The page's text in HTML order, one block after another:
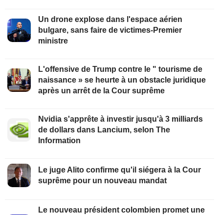
Un drone explose dans l'espace aérien
bulgare, sans faire de victimes-Premier
ministre
L'offensive de Trump contre le " tourisme de
naissance » se heurte à un obstacle juridique
après un arrêt de la Cour suprême
Nvidia s'apprête à investir jusqu'à 3 milliards
de dollars dans Lancium, selon The
Information
Le juge Alito confirme qu'il siégera à la Cour
suprême pour un nouveau mandat
Le nouveau président colombien promet une